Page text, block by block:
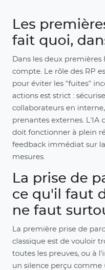
Les
fait quoi,
Dans les deux
compte. Le rôle des RP
pour éviter les "fuites"
actions est strict :
collaborateurs en
prenantes externes. L'IA
doit fonctionner à plein
feedback immédiat sur
mesures.
La prise de
ce qu'il faut
ne faut
La première prise de
classique est de vouloir
toutes les preuves, ou à
un silence perçu comme